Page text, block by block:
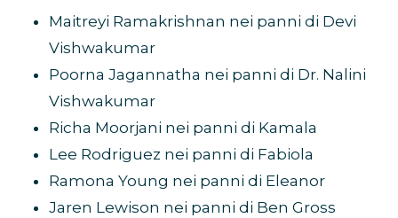
Maitreyi Ramakrishnan nei panni di Devi
Vishwakumar
Poorna Jagannatha nei panni di Dr. Nalini
Vishwakumar
Richa Moorjani nei panni di Kamala
Lee Rodriguez nei panni di Fabiola
Ramona Young nei panni di Eleanor
Jaren Lewison nei panni di Ben Gross